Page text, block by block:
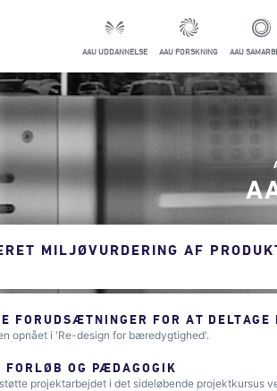
AAU UDDANNELSE AAU FORSKNING AAU
MILJØVURDERING AF
FORUDSÆTNINGER FOR AT DELTAGE
opnået i 'Re-design for bæredygtighed'.
FORLØB OG PÆDAGOGIK
projektarbejdet i det sideløbende projektkursus